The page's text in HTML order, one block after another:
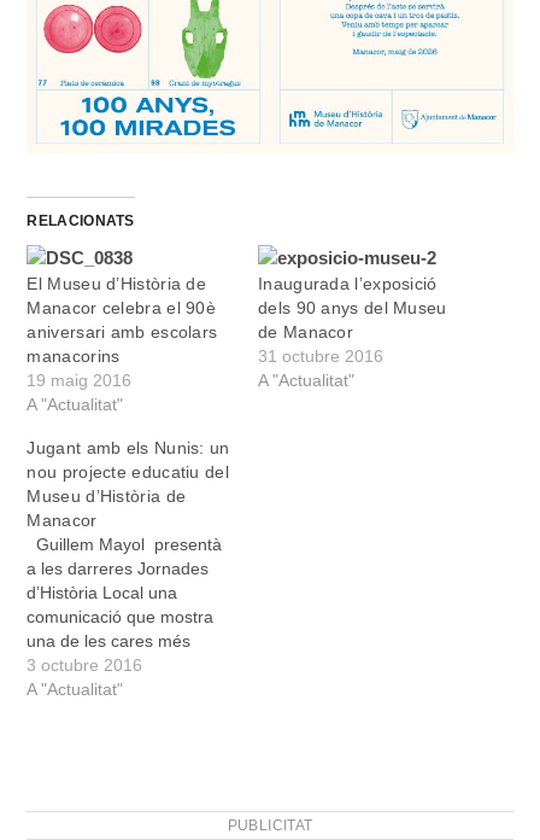
RELACIONATS
El Museu d’Història de
Manacor celebra el 90è
aniversari amb escolars
manacorins
19 maig 2016
A "Actualitat"
Inaugurada l’exposició
dels 90 anys del Museu
de Manacor
31 octubre 2016
A "Actualitat"
Jugant amb els Nunis: un
nou projecte educatiu del
Museu d’Història de
Manacor
Guillem Mayol presentà
a les darreres Jornades
d’Història Local una
comunicació que mostra
una de les cares més
engrescadores del Museu
de Manacor, la de
obligatori que sempre s’ha
3 octubre 2016
A "Actualitat"
PUBLICITAT